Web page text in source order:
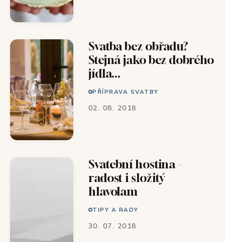
Svatba bez obřadu?
Stejná jako bez dobrého
jídla...
PŘÍPRAVA SVATBY
02. 08. 2018
Svatební hostina –
radost i složitý
hlavolam
TIPY A RADY
30. 07. 2018